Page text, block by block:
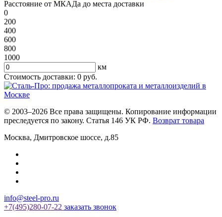
Расстояние от МКАДа до места доставки
0
200
400
600
800
1000
км
Стоимость доставки: 0 руб.
© 2003–2026 Все права защищены. Копирование информации
преследуется по закону. Статья 146 УК РФ. Возврат товара
Москва, Дмитровское шоссе, д.85
info@steel-pro.ru
+7(495)280-07-22 заказать звонок